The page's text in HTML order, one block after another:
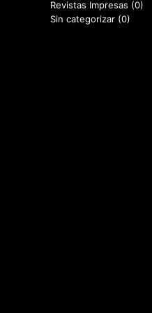
Revistas Impresas (0)
Sin categorizar (0)